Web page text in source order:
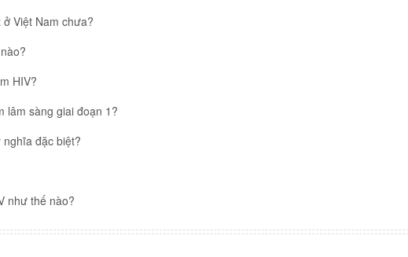
Việt Nam chưa?
HIV?
lâm sàng giai đoạn 1?
đặc biệt?
như thế nào?